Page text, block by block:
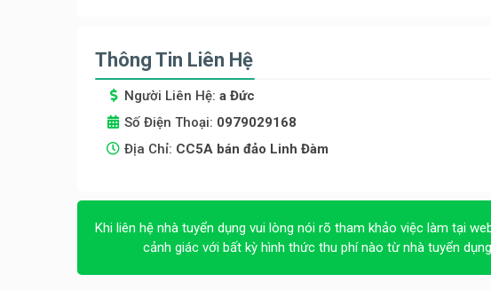
Thông Tin Liên Hệ
Người Liên Hệ: a Đức
Số Điện Thoại: 0979029168
Địa Chỉ: CC5A bán đảo Linh Đàm
Khi liên hệ nhà tuyển dụng vui lòng nói rõ tham khảo việc làm tại
cảnh giác với bất kỳ hình thức thu phí nào từ nhà tuyển